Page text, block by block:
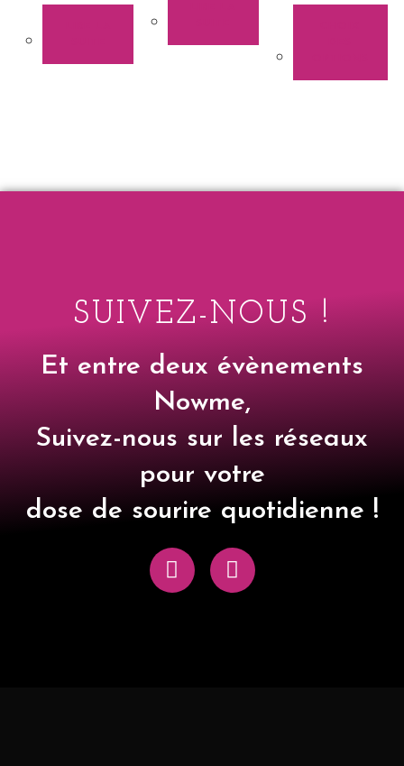
SUIVEZ-NOUS !
Et entre deux évènements
Nowme,
Suivez-nous sur les réseaux
pour votre
dose de sourire quotidienne !